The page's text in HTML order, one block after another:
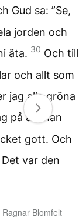
Gud sa: ”Se,
jorden och
äta. 30 Och till
och allt som
jag alla gröna
på allt han
gott. Och
var den
Blomfelt